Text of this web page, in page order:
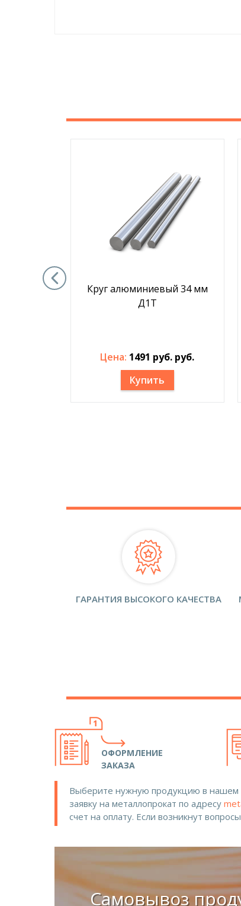
Круг алюминиевый 34 мм
Д1Т
Цена: 1491 руб. руб.
Купить
ГАРАНТИЯ ВЫСОКОГО КАЧЕСТВА
ОФОРМЛЕНИЕ
ЗАКАЗА
Выберите нужную продукцию в нашем
заявку на металлопрокат по адресу
счет на оплату. Если возникнут
Самовывоз